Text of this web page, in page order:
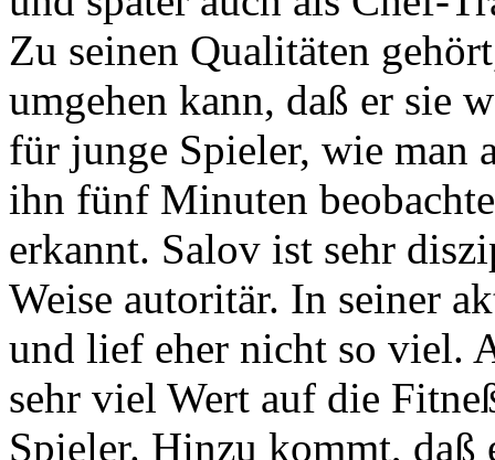
Zu seinen Qualitäten
umgehen kann, daß er sie
für junge Spieler, wie man
ihn fünf Minuten
erkannt. Salov ist sehr
Weise autoritär. In seiner
und lief eher nicht so viel.
sehr viel Wert auf die
Spieler. Hinzu kommt, daß